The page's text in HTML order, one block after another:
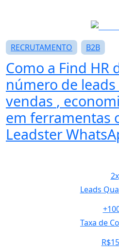
RECRUTAMENTO B2B
Como a Find HR
número de
vendas ,
em ferramentas
Leadster
2x
Leads
Taxa de